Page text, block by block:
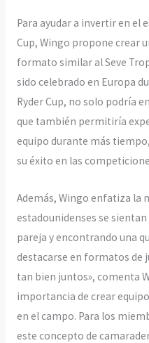
Para ayudar a invertir en el
Cup, Wingo propone crear
formato similar al Seve
sido celebrado en Europa
Ryder Cup, no solo podría
que también permitiría
equipo durante más
su éxito en las
Además, Wingo enfatiza la
estadounidenses se
pareja y encontrando una
destacarse en formatos de
tan bien juntos», comenta
importancia de crear
en el campo. Para los
este concepto de